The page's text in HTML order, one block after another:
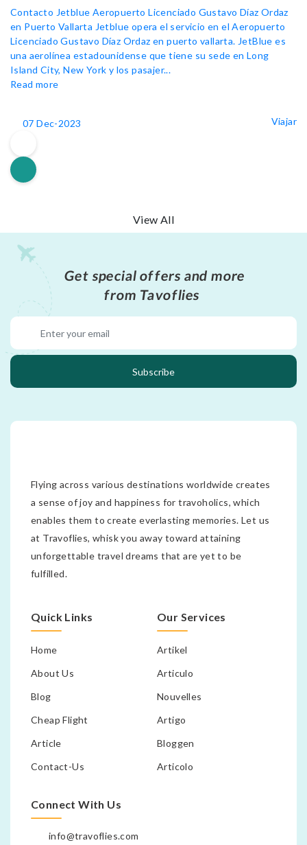
Contacto Jetblue Aeropuerto Licenciado Gustavo Díaz Ordaz
en Puerto Vallarta Jetblue opera el servicio en el Aeropuerto
Licenciado Gustavo Díaz Ordaz en puerto vallarta. JetBlue es
una aerolínea estadounidense que tiene su sede en Long
Island City, New York y los pasajer...
Read more
07 Dec-2023 Viajar
View All
Get special offers and more
from Tavoflies
Subscribe
Flying across various destinations worldwide creates
a sense of joy and happiness for travoholics, which
enables them to create everlasting memories. Let us
at Travoflies, whisk you away toward attaining
unforgettable travel dreams that are yet to be
fulfilled.
Quick Links
Home
About Us
Blog
Cheap Flight
Article
Contact-Us
Our Services
Artikel
Articulo
Nouvelles
Artigo
Bloggen
Articolo
Connect With Us
info@travoflies.com